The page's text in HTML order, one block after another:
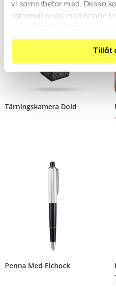
vi samarbetar med. Dessa
informationen med annan
använt deras tjänster.
Tillåt
Tärningskamera Dold
Penna Med Elchock